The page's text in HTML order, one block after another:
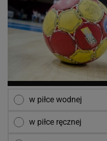
w piłce wodnej
w piłce ręcznej